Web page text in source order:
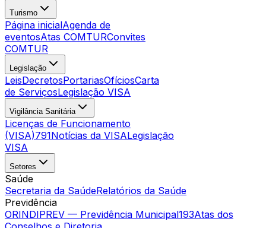
Turismo
Página inicialAgenda de
eventosAtas COMTURConvites
COMTUR
Legislação
LeisDecretosPortariasOfíciosCarta
de ServiçosLegislação VISA
Vigilância Sanitária
Licenças de Funcionamento
(VISA)791Notícias da VISALegislação
VISA
Setores
Saúde
Secretaria da SaúdeRelatórios da Saúde
Previdência
ORINDIPREV — Previdência Municipal193Atas dos